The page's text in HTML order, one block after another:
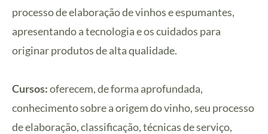
processo de elaboração de vinhos e espumantes,
apresentando a tecnologia e os cuidados para
originar produtos de alta qualidade.
Cursos:oferecem, de forma aprofundada,
conhecimento sobre a origem do vinho, seu processo
de elaboração, classificação, técnicas de serviço,